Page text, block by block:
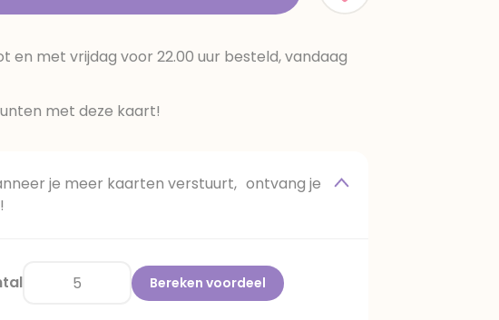
en met vrijdag voor 22.00 uur besteld, vandaag
met deze kaart!
je meer kaarten verstuurt, ontvang je
Bereken voordeel